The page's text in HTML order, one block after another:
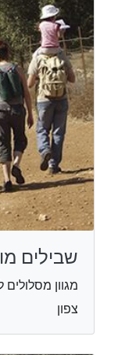
שבילים
מגוון
צפון